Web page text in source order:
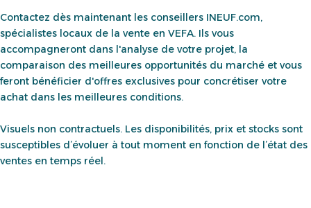
Contactez dès maintenant les conseillers INEUF.com,
spécialistes locaux de la vente en VEFA. Ils vous
accompagneront dans l'analyse de votre projet, la
comparaison des meilleures opportunités du marché et vous
feront bénéficier d'offres exclusives pour concrétiser votre
achat dans les meilleures conditions.
Visuels non contractuels. Les disponibilités, prix et stocks sont
susceptibles d’évoluer à tout moment en fonction de l’état des
ventes en temps réel.